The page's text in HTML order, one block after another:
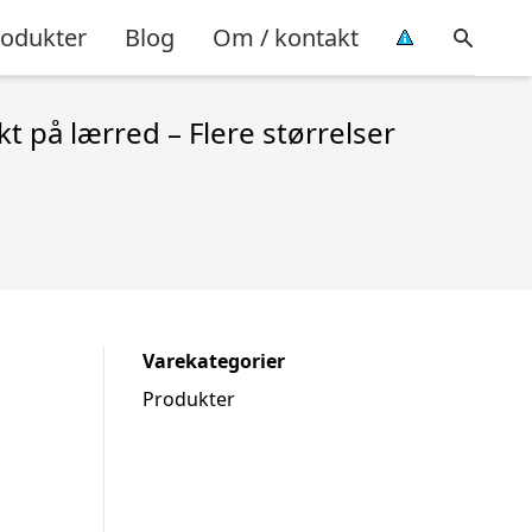
Blog Om / kontakt
på lærred – Flere størrelser
Varekategorier
Produkter